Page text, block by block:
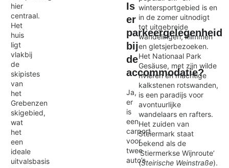
hier
centraal.
Het
huis
ligt
vlakbij
de
skipistes
van
het
Grebenzen
skigebied,
wat
het
een
ideale
uitvalsbasis
Is
er
parkeergelegenheid
bij
de
accommodatie?
Ja,
er
is
een
carport
voor
twee
auto’s
wintersportgebied is en
in de zomer uitnodigt
tot uitgebreide
wandelingen, klimmen
en gletsjerbezoeken.
Het Nationaal Park
Gesäuse, met zijn wilde
rivieren en machtige
kalkstenen rotswanden,
is een paradijs voor
avontuurlijke
wandelaars en rafters.
Het zuiden van
Steiermark staat
bekend als de
‘Stiermerkse Wijnroute’
(Steirische Weinstraße).